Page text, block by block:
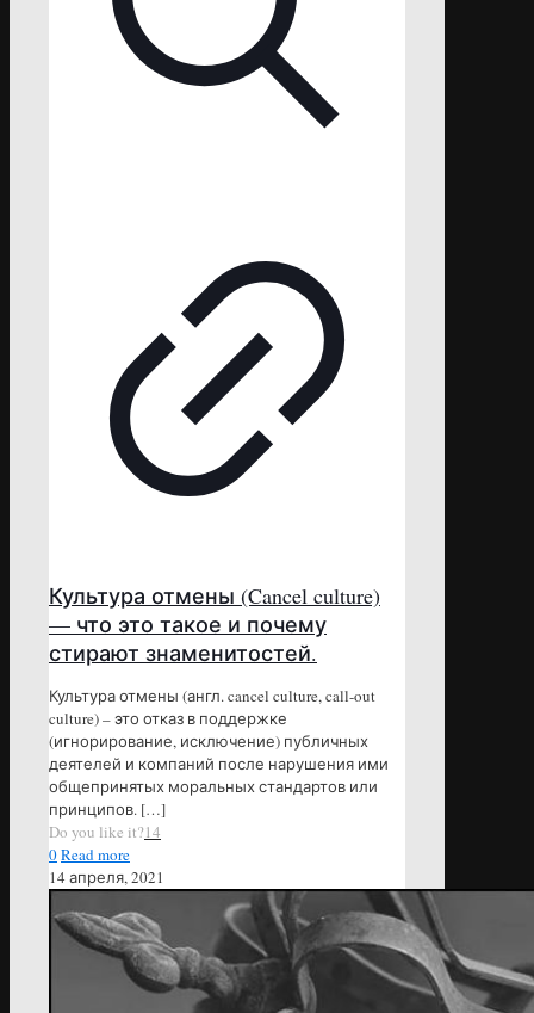
Культура отмены (Cancel culture)
— что это такое и почему
стирают знаменитостей.
Культура отмены (англ. cancel culture, call-out
culture) – это отказ в поддержке
(игнорирование, исключение) публичных
деятелей и компаний после нарушения ими
общепринятых моральных стандартов или
принципов. […]
Do you like it?14
0Read more
14 апреля, 2021